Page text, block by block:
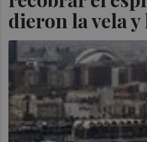
dieron la vela y